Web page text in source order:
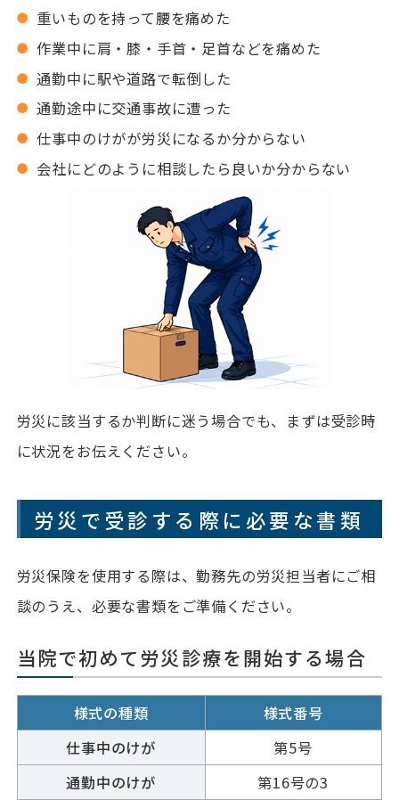
重いものを持って腰を痛めた
作業中に肩・膝・手首・足首などを痛めた
通勤中に駅や道路で転倒した
通勤途中に交通事故に遭った
仕事中のけがが労災になるか分からない
会社にどのように相談したら良いか分からない
労災に該当するか判断に迷う場合でも、まずは受診時
に状況をお伝えください。
労災で受診する際に必要な書類
労災保険を使用する際は、勤務先の労災担当者にご相
談のうえ、必要な書類をご準備ください。
当院で初めて労災診療を開始する場合
様式の種類
様式番号
仕事中のけが
第5号
通勤中のけが
第16号の3